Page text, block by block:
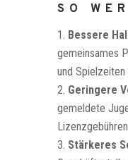
SO
Bessere
gemeinsames
und
Geringere
gemeldete
Stärkeres